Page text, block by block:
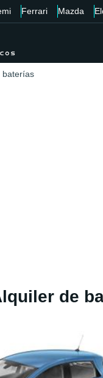
Ferrari Mazda
baterías
de